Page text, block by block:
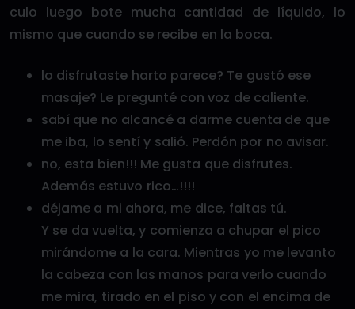
culo luego bote mucha cantidad de líquido, lo
mismo que cuando se recibe en la boca.
lo disfrutaste harto parece? Te gustó ese
masaje? Le pregunté con voz de caliente.
sabí que no alcancé a darme cuenta de que
me iba, lo sentí y salió. Perdón por no avisar.
no, esta bien!!! Me gusta que disfrutes.
Además estuvo rico…!!!!
déjame a mi ahora, me dice, faltas tú.
Y se da vuelta, y comienza a chupar el pico
mirándome a la cara. Mientras yo me levanto
la cabeza con las manos para verlo cuando
me mira, tirado en el piso y con el encima de